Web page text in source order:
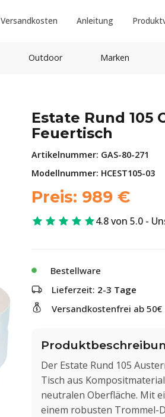
Versandkosten Anleitung
Outdoor Marken
Estate Rund 105
Feuertisch
Artikelnummer: GAS-80-271
Modellnummer: HCEST105-03
Preis: 989 €
4.8 von 5.0 -
Bestellware
Lieferzeit: 2-3 Tage
Versandkostenfrei ab 50€
Der Estate Rund 105
Tisch aus
neutralen Oberfläche. Mit
einem robusten Trommel-